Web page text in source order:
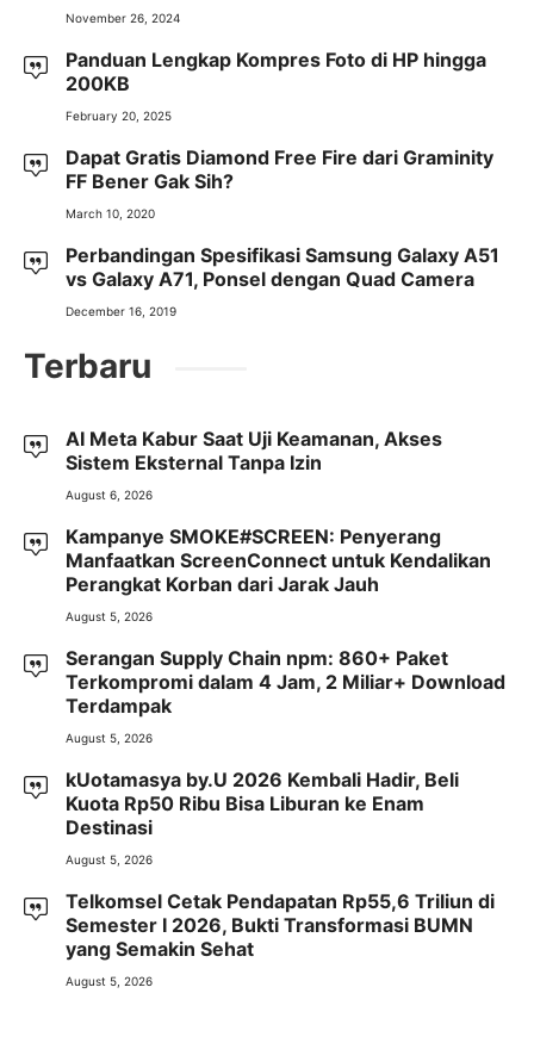
November 26, 2024
Panduan Lengkap Kompres Foto di HP hingga
200KB
February 20, 2025
Dapat Gratis Diamond Free Fire dari Graminity
FF Bener Gak Sih?
March 10, 2020
Perbandingan Spesifikasi Samsung Galaxy A51
vs Galaxy A71, Ponsel dengan Quad Camera
December 16, 2019
Terbaru
AI Meta Kabur Saat Uji Keamanan, Akses
Sistem Eksternal Tanpa Izin
August 6, 2026
Kampanye SMOKE#SCREEN: Penyerang
Manfaatkan ScreenConnect untuk Kendalikan
Perangkat Korban dari Jarak Jauh
August 5, 2026
Serangan Supply Chain npm: 860+ Paket
Terkompromi dalam 4 Jam, 2 Miliar+ Download
Terdampak
August 5, 2026
kUotamasya by.U 2026 Kembali Hadir, Beli
Kuota Rp50 Ribu Bisa Liburan ke Enam
Destinasi
August 5, 2026
Telkomsel Cetak Pendapatan Rp55,6 Triliun di
Semester I 2026, Bukti Transformasi BUMN
yang Semakin Sehat
August 5, 2026